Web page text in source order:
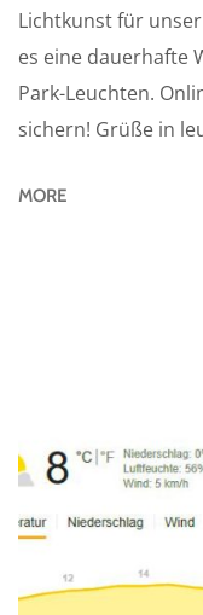
Lichtkunst für unser
es eine dauerhafte
Park-Leuchten.
sichern! Grüße in
MORE